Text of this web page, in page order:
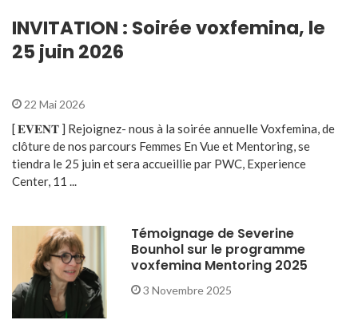
INVITATION : Soirée voxfemina, le
25 juin 2026
22 Mai 2026
[ 𝐄𝐕𝐄𝐍𝐓 ] Rejoignez- nous à la soirée annuelle Voxfemina, de
clôture de nos parcours Femmes En Vue et Mentoring, se
tiendra le 25 juin et sera accueillie par PWC, Experience
Center, 11 ...
Témoignage de Severine
Bounhol sur le programme
voxfemina Mentoring 2025
3 Novembre 2025